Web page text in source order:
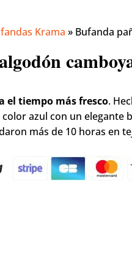
Krama » Bufanda
el tiempo más fresco.
color azul con un
más de 10 horas en